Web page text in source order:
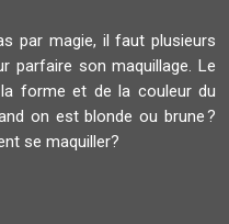
par magie, il faut plusieurs
parfaire son maquillage. Le
la forme et de la couleur du
on est blonde ou brune ?
se maquiller?